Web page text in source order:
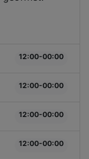
12:00-00:00
12:00-00:00
12:00-00:00
12:00-00:00